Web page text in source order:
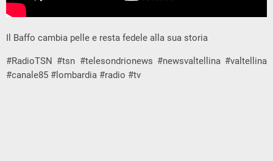
Il Baffo cambia pelle e resta fedele alla sua storia
#RadioTSN #tsn #telesondrionews #newsvaltellina #valtellina
#canale85 #lombardia #radio #tv